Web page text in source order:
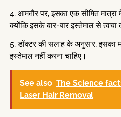
4. आमतौर पर, इसका एक सीमित मात्रा
क्योंकि इसके बार-बार इस्तेमाल से
5. डॉक्टर की सलाह के अनुसार, इसका
इस्तेमाल नहीं करना चाहिए।
See also The Science
Laser Hair Removal